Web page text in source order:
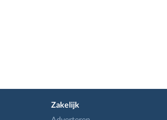
Zakelijk